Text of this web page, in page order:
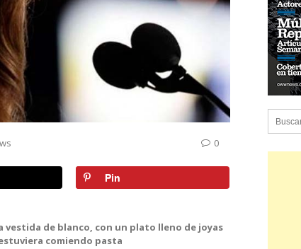
0
Pin
de blanco, con un plato lleno de joyas
comiendo pasta